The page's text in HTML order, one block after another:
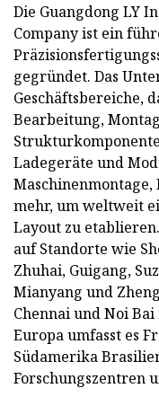
Die Guangdong LY
Company ist ein
gegründet. Das
Geschäftsbereiche,
Bearbeitung,
Ladegeräte und
mehr, um weltweit
Layout zu
auf Standorte wie
Zhuhai, Guigang,
Mianyang und
Chennai und Noi
Europa umfasst es
Südamerika
Forschungszentren